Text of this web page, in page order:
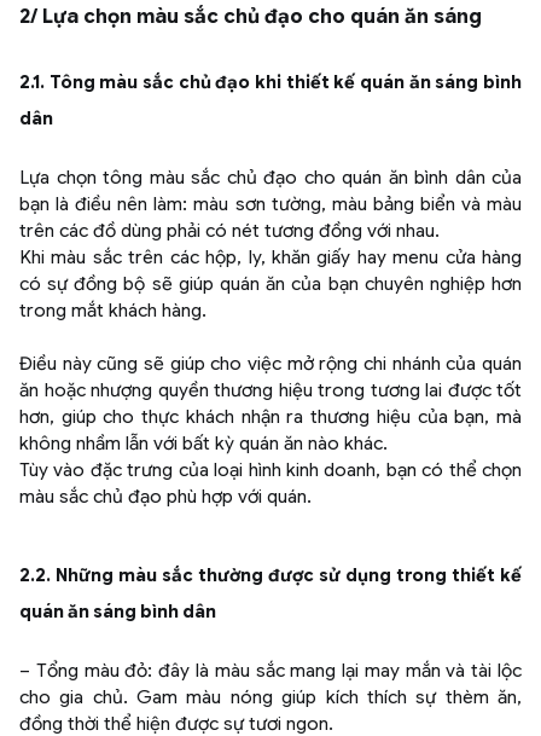
2/ Lựa chọn màu sắc chủ đạo cho quán ăn sáng
2.1. Tông màu sắc chủ đạo khi thiết kế quán ăn sáng bình
dân
Lựa chọn tông màu sắc chủ đạo cho quán ăn bình dân của
bạn là điều nên làm: màu sơn tường, màu bảng biển và màu
trên các đồ dùng phải có nét tương đồng với nhau.
Khi màu sắc trên các hộp, ly, khăn giấy hay menu cửa hàng
có sự đồng bộ sẽ giúp quán ăn của bạn chuyên nghiệp hơn
trong mắt khách hàng.
Điều này cũng sẽ giúp cho việc mở rộng chi nhánh của quán
ăn hoặc nhượng quyền thương hiệu trong tương lai được tốt
hơn, giúp cho thực khách nhận ra thương hiệu của bạn, mà
không nhầm lẫn với bất kỳ quán ăn nào khác.
Tùy vào đặc trưng của loại hình kinh doanh, bạn có thể chọn
màu sắc chủ đạo phù hợp với quán.
2.2. Những màu sắc thường được sử dụng trong thiết kế
quán ăn sáng bình dân
– Tổng màu đỏ: đây là màu sắc mang lại may mắn và tài lộc
cho gia chủ. Gam màu nóng giúp kích thích sự thèm ăn,
đồng thời thể hiện được sự tươi ngon.